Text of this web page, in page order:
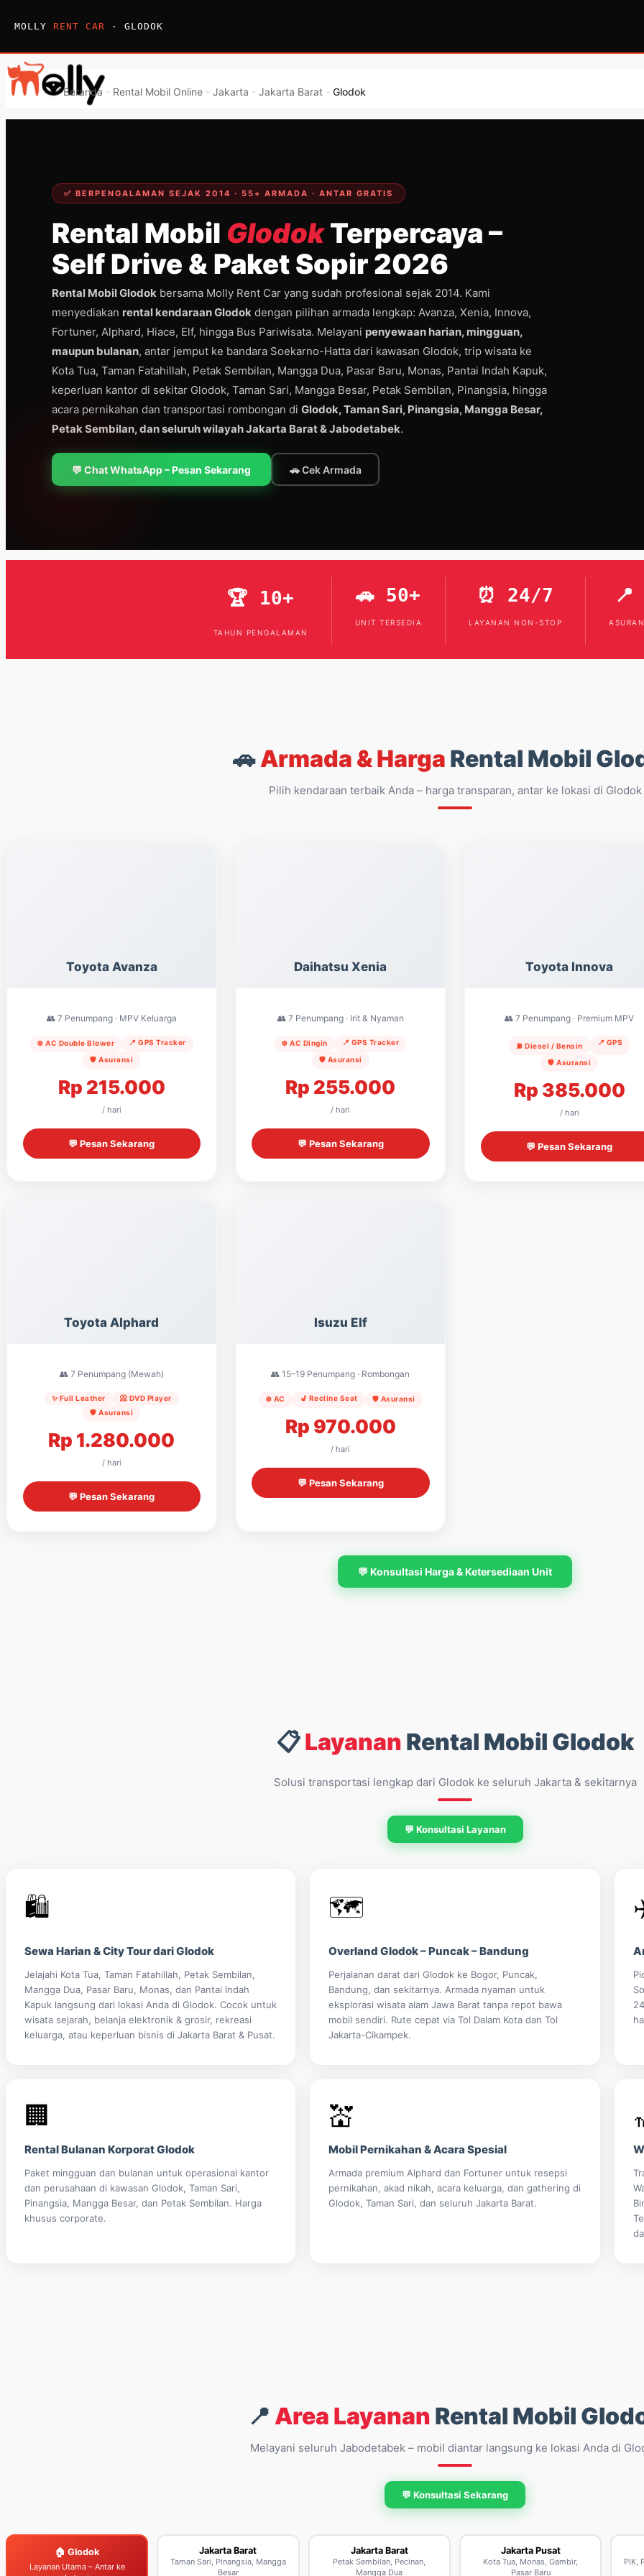
content
Sewa Bus
Sewa Hiace
Hubungi
MOLLY RENT CAR · GLODOK
✅ Beranda - Rental Mobil Online - Jakarta - Jakarta Barat - Glodok
✅ BERPENGALAMAN SEJAK 2014 · 55+ ARMADA · ANTAR GRATIS
Rental Mobil GlodokTerpercaya –
Self Drive & Paket Sopir 2026
Rental Mobil Glodok bersama Molly Rent Car yang sudah profesional sejak 2014. Kami
menyediakan rental kendaraan Glodok dengan pilihan armada lengkap: Avanza, Xenia, Innova,
Fortuner, Alphard, Hiace, Elf, hingga Bus Pariwisata. Melayani penyewaan harian, mingguan,
maupun bulanan, antar jemput ke bandara Soekarno-Hatta dari kawasan Glodok, trip wisata ke
Kota Tua, Taman Fatahillah, Petak Sembilan, Mangga Dua, Pasar Baru, Monas, Pantai Indah Kapuk,
keperluan kantor di sekitar Glodok, Taman Sari, Mangga Besar, Petak Sembilan, Pinangsia, hingga
acara pernikahan dan transportasi rombongan di Glodok, Taman Sari, Pinangsia, Mangga Besar,
Petak Sembilan, dan seluruh wilayah Jakarta Barat & Jabodetabek.
💬 Chat WhatsApp – Pesan Sekarang 🚗 Cek Armada
🏆 10+
TAHUN PENGALAMAN
🚗 50+
UNIT TERSEDIA
⏰ 24/7
LAYANAN NON-STOP
📍
🚗Armada & Harga Rental Mobil
Pilih kendaraan terbaik Anda – harga transparan, antar ke lokasi di Glodok
Toyota Avanza
👥 7 Penumpang · MPV Keluarga
❄️ AC Double Blower
📍 GPS Tracker
🛡️ Asuransi
Rp 215.000
/ hari
💬 Pesan Sekarang
Daihatsu Xenia
👥 7 Penumpang · Irit & Nyaman
❄️ AC Dingin
📍 GPS Tracker
🛡️ Asuransi
Rp 255.000
/ hari
💬 Pesan Sekarang
Toyota Innova
👥 7 Penumpang · Premium MPV
⛽ Diesel / Bensin 📍 GPS
🛡️ Asuransi
Rp 385.000
/ hari
💬 Pesan Sekarang
Toyota Alphard
👥 7 Penumpang (Mewah)
✨ Full Leather
📀 DVD Player
🛡️ Asuransi
Rp 1.280.000
/ hari
💬 Pesan Sekarang
Isuzu Elf
👥 15–19 Penumpang · Rombongan
❄️ AC 💺 Recline Seat 🛡️ Asuransi
Rp 970.000
/ hari
💬 Pesan Sekarang
💬 Konsultasi Harga & Ketersediaan Unit
📋Layanan Rental Mobil Glodok
Solusi transportasi lengkap dari Glodok ke seluruh Jakarta & sekitarnya
💬 Konsultasi Layanan
🛍️
Sewa Harian & City Tour dari Glodok
Jelajahi Kota Tua, Taman Fatahillah, Petak Sembilan,
Mangga Dua, Pasar Baru, Monas, dan Pantai Indah
Kapuk langsung dari lokasi Anda di Glodok. Cocok untuk
wisata sejarah, belanja elektronik & grosir, rekreasi
keluarga, atau keperluan bisnis di Jakarta Barat & Pusat.
🗺️
Overland Glodok – Puncak – Bandung
Perjalanan darat dari Glodok ke Bogor, Puncak,
Bandung, dan sekitarnya. Armada nyaman untuk
eksplorasi wisata alam Jawa Barat tanpa repot bawa
mobil sendiri. Rute cepat via Tol Dalam Kota dan Tol
Jakarta-Cikampek.
🏢
Rental Bulanan Korporat Glodok
Paket mingguan dan bulanan untuk operasional kantor
dan perusahaan di kawasan Glodok, Taman Sari,
Pinangsia, Mangga Besar, dan Petak Sembilan. Harga
khusus corporate.
💒
Mobil Pernikahan & Acara Spesial
Armada premium Alphard dan Fortuner untuk resepsi
pernikahan, akad nikah, acara keluarga, dan gathering di
Glodok, Taman Sari, dan seluruh Jakarta Barat.
📍 Area Layanan Rental Mobil
Melayani seluruh Jabodetabek – mobil diantar langsung ke lokasi Anda di
💬 Konsultasi Sekarang
🏠 Glodok
Layanan Utama – Antar ke
Jakarta Barat
Taman Sari, Pinangsia, Mangga
Besar
Jakarta Barat
Petak Sembilan, Pecinan,
Mangga Dua
Jakarta Pusat
Kota Tua, Monas, Gambir,
Pasar Baru
PIK,